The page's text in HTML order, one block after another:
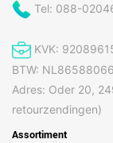
Tel: 088-
KVK:
BTW:
Adres: Oder 20,
retourzendingen)
Assortiment